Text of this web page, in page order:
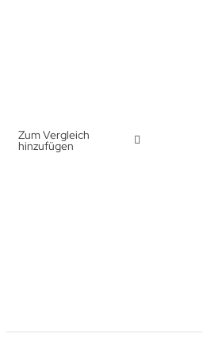
Zum Vergleich
hinzufügen